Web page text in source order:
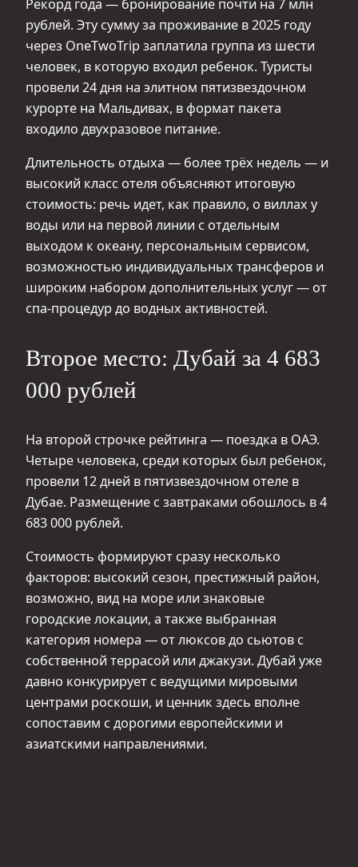
Рекорд года — бронирование почти на 7 млн
рублей. Эту сумму за проживание в 2025 году
через OneTwoTrip заплатила группа из шести
человек, в которую входил ребенок. Туристы
провели 24 дня на элитном пятизвездочном
курорте на Мальдивах, в формат пакета
входило двухразовое питание.
Длительность отдыха — более трёх недель — и
высокий класс отеля объясняют итоговую
стоимость: речь идет, как правило, о виллах у
воды или на первой линии с отдельным
выходом к океану, персональным сервисом,
возможностью индивидуальных трансферов и
широким набором дополнительных услуг — от
спа-процедур до водных активностей.
Второе место: Дубай за 4 683
000 рублей
На второй строчке рейтинга — поездка в ОАЭ.
Четыре человека, среди которых был ребенок,
провели 12 дней в пятизвездочном отеле в
Дубае. Размещение с завтраками обошлось в 4
683 000 рублей.
Стоимость формируют сразу несколько
факторов: высокий сезон, престижный район,
возможно, вид на море или знаковые
городские локации, а также выбранная
категория номера — от люксов до сьютов с
собственной террасой или джакузи. Дубай уже
давно конкурирует с ведущими мировыми
центрами роскоши, и ценник здесь вполне
сопоставим с дорогими европейскими и
азиатскими направлениями.